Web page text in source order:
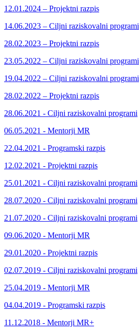
12.01.2024 – Projektni razpis
14.06.2023 – Ciljni raziskovalni programi
28.02.2023 – Projektni razpis
23.05.2022 – Ciljni raziskovalni programi
19.04.2022 – Ciljni raziskovalni programi
28.02.2022 – Projektni razpis
28.06.2021 - Ciljni raziskovalni programi
06.05.2021 - Mentorji MR
22.04.2021 - Programski razpis
12.02.2021 - Projektni razpis
25.01.2021 - Ciljni raziskovalni programi
28.07.2020 - Ciljni raziskovalni programi
21.07.2020 - Ciljni raziskovalni programi
09.06.2020 - Mentorji MR
29.01.2020 - Projektni razpis
02.07.2019 - Ciljni raziskovalni programi
25.04.2019 - Mentorji MR
04.04.2019 - Programski razpis
11.12.2018 - Mentorji MR+